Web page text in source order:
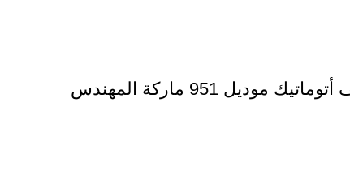
ماكينة تعبئة دقيق أبيض في أكياس نصف أتوماتيك موديل 951 ماركة المهندس